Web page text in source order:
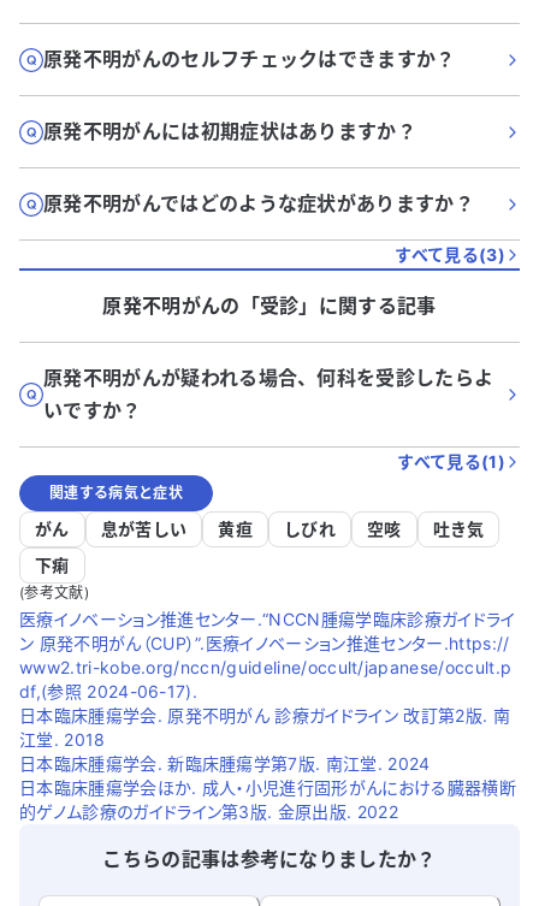
原発不明がんのセルフチェックはできますか？
原発不明がんには初期症状はありますか？
原発不明がんではどのような症状がありますか？
すべて見る(3)
原発不明がんの「受診」に関する記事
原発不明がんが疑われる場合、何科を受診したらよ
いですか？
すべて見る(1)
関連する病気と症状
がん 息が苦しい 黄疸 しびれ 空咳
吐き気
下痢
(参考文献)
医療イノベーション推進センター.“NCCN腫瘍学臨床診療ガイドライ
ン 原発不明がん（CUP）”.医療イノベーション推進センター.https://
www2.tri-kobe.org/nccn/guideline/occult/japanese/occult.p
df,(参照 2024-06-17).
日本臨床腫瘍学会. 原発不明がん 診療ガイドライン 改訂第2版. 南
江堂. 2018
日本臨床腫瘍学会. 新臨床腫瘍学第7版. 南江堂. 2024
日本臨床腫瘍学会ほか. 成人・小児進行固形がんにおける臓器横断
的ゲノム診療のガイドライン第3版. 金原出版. 2022
こちらの記事は参考になりましたか？